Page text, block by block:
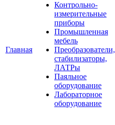
Главная
Контрольно-
измерительные
приборы
Промышленная
мебель
Преобразователи,
стабилизаторы,
ЛАТРы
Паяльное
оборудование
Лабораторное
оборудование